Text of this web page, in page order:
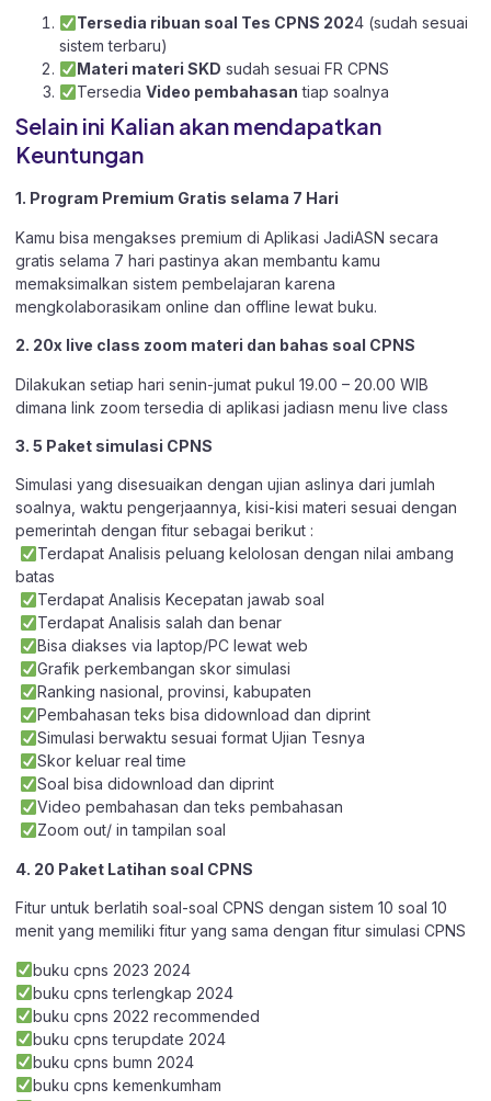
Tersedia ribuan soal Tes CPNS 2024 (sudah sesuai
sistem terbaru)
Materi materi SKD sudah sesuai FR CPNS
Tersedia Video pembahasan tiap soalnya
Selain ini Kalian akan mendapatkan
Keuntungan
1. Program Premium Gratis selama 7 Hari
Kamu bisa mengakses premium di Aplikasi JadiASN secara
gratis selama 7 hari pastinya akan membantu kamu
memaksimalkan sistem pembelajaran karena
mengkolaborasikam online dan offline lewat buku.
2. 20x live class zoom materi dan bahas soal CPNS
Dilakukan setiap hari senin-jumat pukul 19.00 – 20.00 WIB
dimana link zoom tersedia di aplikasi jadiasn menu live class
3. 5 Paket simulasi CPNS
Simulasi yang disesuaikan dengan ujian aslinya dari jumlah
soalnya, waktu pengerjaannya, kisi-kisi materi sesuai dengan
pemerintah dengan fitur sebagai berikut :
Terdapat Analisis peluang kelolosan dengan nilai ambang
batas
Terdapat Analisis Kecepatan jawab soal
Terdapat Analisis salah dan benar
Bisa diakses via laptop/PC lewat web
Grafik perkembangan skor simulasi
Ranking nasional, provinsi, kabupaten
Pembahasan teks bisa didownload dan diprint
Simulasi berwaktu sesuai format Ujian Tesnya
Skor keluar real time
Soal bisa didownload dan diprint
Video pembahasan dan teks pembahasan
Zoom out/ in tampilan soal
4. 20 Paket Latihan soal CPNS
Fitur untuk berlatih soal-soal CPNS dengan sistem 10 soal 10
menit yang memiliki fitur yang sama dengan fitur simulasi CPNS
buku cpns 2023 2024
buku cpns terlengkap 2024
buku cpns 2022 recommended
buku cpns terupdate 2024
buku cpns bumn 2024
buku cpns kemenkumham